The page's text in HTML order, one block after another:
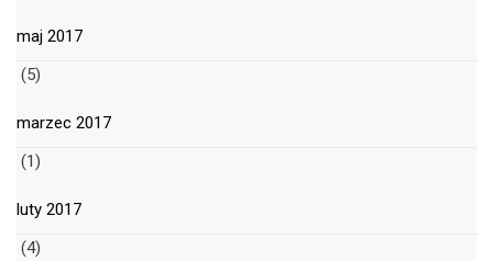
maj 2017
(5)
marzec 2017
(1)
luty 2017
(4)